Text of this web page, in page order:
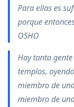
Para ellas es
porque
OSHO
Hay tanta
templos,
miembro de
miembro de